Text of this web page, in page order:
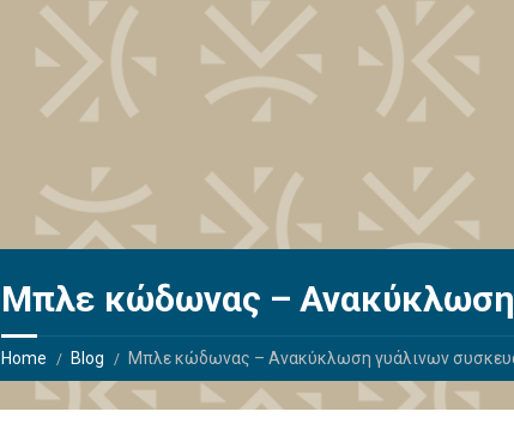
Μπλε κώδωνας – Ανακύκλωση
Home Blog Μπλε κώδωνας – Ανακύκλωση γυάλινων